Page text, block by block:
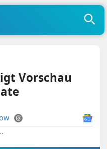
Vorschau